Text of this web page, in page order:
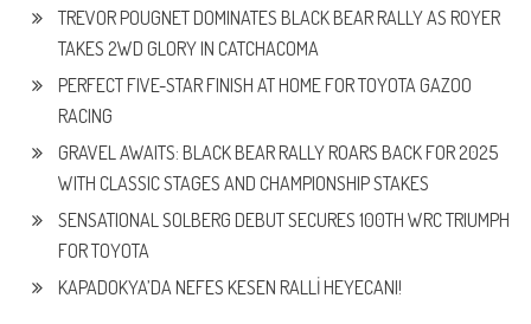
TREVOR POUGNET DOMINATES BLACK BEAR RALLY AS ROYER
TAKES 2WD GLORY IN CATCHACOMA
PERFECT FIVE-STAR FINISH AT HOME FOR TOYOTA GAZOO
RACING
GRAVEL AWAITS: BLACK BEAR RALLY ROARS BACK FOR 2025
WITH CLASSIC STAGES AND CHAMPIONSHIP STAKES
SENSATIONAL SOLBERG DEBUT SECURES 100TH WRC TRIUMPH
FOR TOYOTA
KAPADOKYA’DA NEFES KESEN RALLİ HEYECANI!